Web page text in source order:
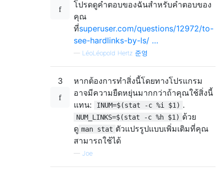
โปรดดูคำตอบของฉันสำหรับคำตอบของ
คุณ
ที่superuser.com/questions/12972/to-
see-hardlinks-by-ls/ …
— LéoLéopold Hertz 준영
3
หากต้องการทำสิ่งนี้โดยทางโปรแกรม
อาจมีความยืดหยุ่นมากกว่าถ้าคุณใช้สิ่งนี้
แทน:
INUM=$(stat -c %i $1) .
NUM_LINKS=$(stat -c %h $1) ด้วย
ดู man stat ตัวแปรรูปแบบเพิ่มเติมที่คุณ
สามารถใช้ได้
— Joe